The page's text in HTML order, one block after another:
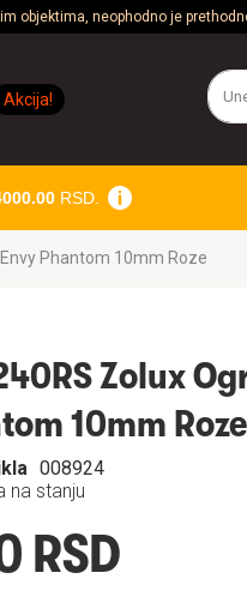
objektima, neophodno je
Akcija!
RSD.
Phantom 10mm Roze
Zolux
10mm Roze
na stanju
008924
RSD